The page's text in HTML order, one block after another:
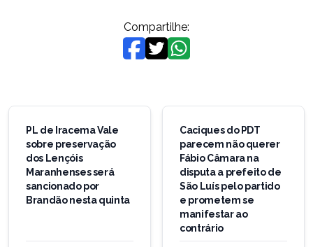
Compartilhe:
Navegação
Post
PL de Iracema Vale
sobre preservação
dos Lençóis
Maranhenses será
sancionado por
Brandão nesta quinta
Caciques do PDT
parecem não querer
Fábio Câmara na
disputa a prefeito de
São Luís pelo partido
e prometem se
manifestar ao
contrário